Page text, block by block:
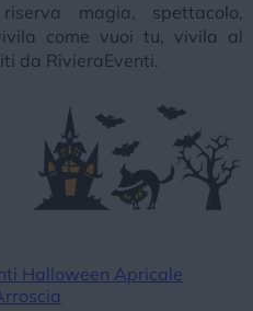
magia, spettacolo,
come vuoi tu, vivila al
da RivieraEventi.
Halloween Apricale